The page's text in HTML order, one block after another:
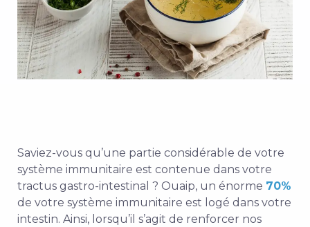
Saviez-vous qu’une partie considérable de votre
système immunitaire est contenue dans votre
tractus gastro-intestinal ? Ouaip, un énorme 70%
de votre système immunitaire est logé dans votre
intestin. Ainsi, lorsqu’il s’agit de renforcer nos